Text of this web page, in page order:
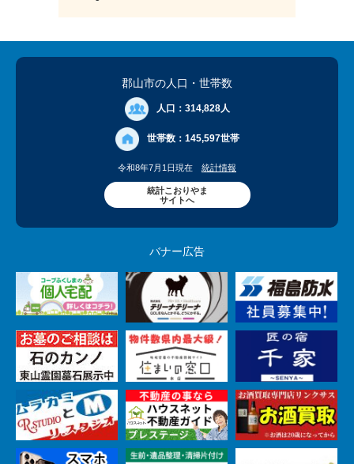
郡山市の人口 ・世帯数
人口： 314,828人
世帯数： 145,597世帯
令和8年7月1日現在 統計情報
統計こおりやま
サイトへ
バナー広告